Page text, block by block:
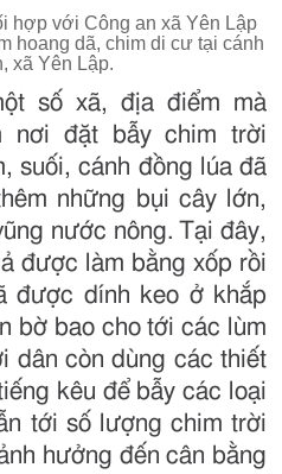
hợp với Công an xã Yên Lập
hoang dã, chim di cư tại cánh
xã Yên Lập.
số xã, địa điểm mà
nơi đặt bẫy chim trời
suối, cánh đồng lúa đã
những bụi cây lớn,
nước nông. Tại đây,
được làm bằng xốp rồi
được dính keo ở khắp
bờ bao cho tới các lùm
dân còn dùng các thiết
kêu để bẫy các loại
tới số lượng chim trời
hưởng đến cân bằng